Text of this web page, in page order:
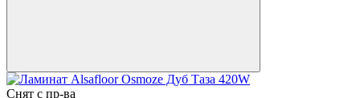
Снят с пр-ва